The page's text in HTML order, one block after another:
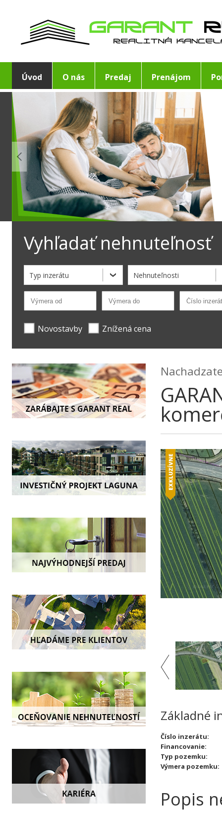
Úvod O nás Predaj Prenájom
Vyhľadať nehnuteľnosť
Typ inzerátu Nehnuteľnosti
Novostavby Znížená cena
Základné
Číslo inzerátu:
Financovanie:
Typ pozemku:
Výmera pozemku:
Popis